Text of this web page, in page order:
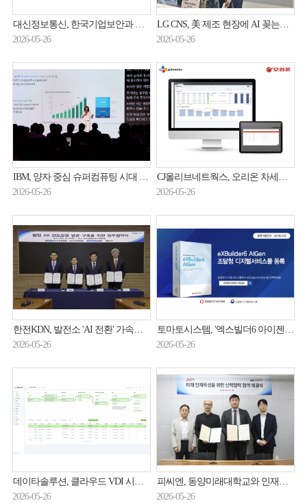
대신정보통신, 한국기업보안과 인증서 자동화 관리 솔루션 'UCLM' 총판 계약
2026-05-26
LG CNS, 美 제조 현장에 AI 꽂는다…61억 달러 시장 정조준
2026-05-26
IBM, 양자 중심 슈퍼컴퓨팅 시대 예고…“올해 양자 우위 입증할 것”
2026-05-26
CJ올리브네트웍스, 오리온 차세대 품질관리시스템 구축
2026-05-26
한전KDN, 발전소 'AI 전환' 가속화…다자간 업무협약
2026-05-26
토마토시스템, '엑스빌더6 아이젠' 조달청 디지털서비스몰 등록
2026-05-26
데이타솔루션, 클라우드 VDI 시장 공략 박차
2026-05-26
피씨엔, 동양미래대학교와 인재육성 산학협력 MOU 체결
2026-05-26